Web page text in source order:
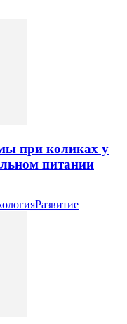
при коликах у
питании
Развитие